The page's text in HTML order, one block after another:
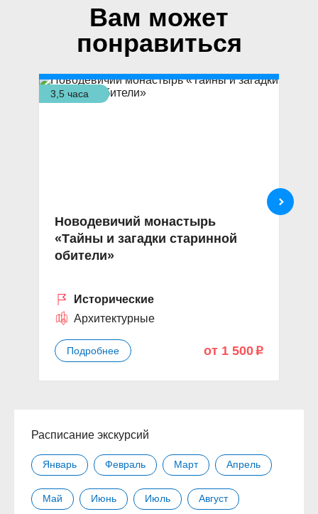
Вам может
понравиться
3,5 часа
Новодевичий монастырь
«Тайны и загадки старинной
обители»
Исторические
Архитектурные
Подробнее от 1 500 p
Расписание экскурсий
Январь Февраль Март Апрель
Май Июнь Июль Август